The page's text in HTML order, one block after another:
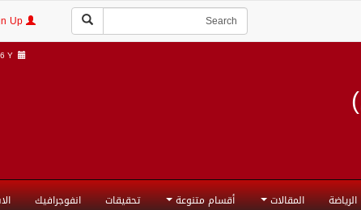
Y |
الرياضة المقالات أقسام متنوعة تحقيقات انفوجرافيك